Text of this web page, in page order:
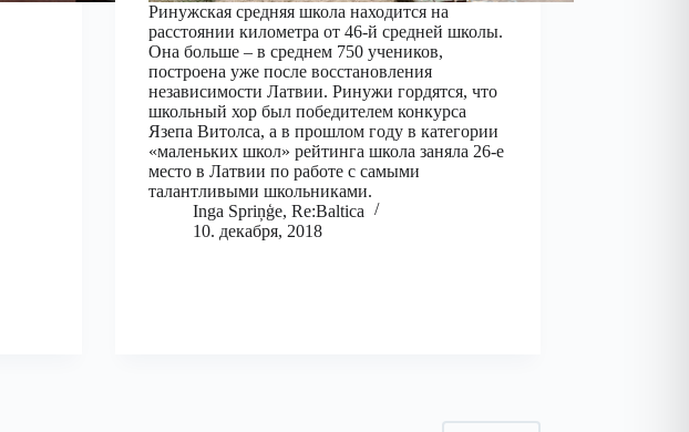
Ринужская средняя школа находится на
расстоянии километра от 46-й средней школы.
Она больше – в среднем 750 учеников,
построена уже после восстановления
независимости Латвии. Ринужи гордятся, что
школьный хор был победителем конкурса
Язепа Витолса, а в прошлом году в категории
«маленьких школ» рейтинга школа заняла 26-е
место в Латвии по работе с самыми
талантливыми школьниками.
Inga Spriņģe, Re:Baltica
10. декабря, 2018